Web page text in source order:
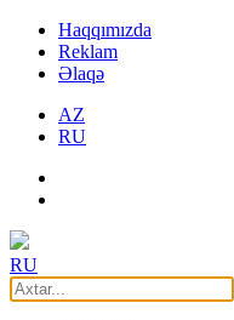
Haqqımızda
Reklam
Əlaqə
AZ
RU
RU